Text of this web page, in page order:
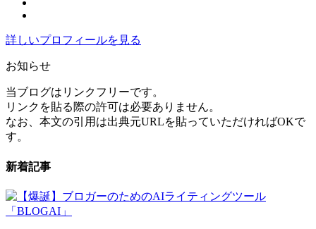
詳しいプロフィールを見る
お知らせ
当ブログはリンクフリーです。
リンクを貼る際の許可は必要ありません。
なお、本文の引用は出典元URLを貼っていただければOKで
す。
新着記事